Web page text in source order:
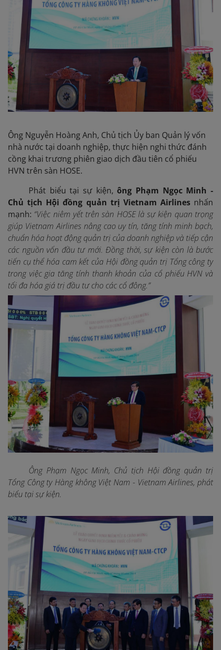
Ông Nguyễn Hoàng Anh, Chủ tịch Ủy ban Quản lý vốn
nhà nước tại doanh nghiệp, thực hiện nghi thức đánh
cồng khai trương phiên giao dịch đầu tiên cổ phiếu
HVN trên sàn HOSE.
Phát biểu tại sự kiện,ông Phạm Ngọc Minh -
Chủ tịch Hội đồng quản trị Vietnam Airlinesnhấn
mạnh: “Việc niêm yết trên sàn HOSE là sự kiện quan trọng
giúp Vietnam Airlines nâng cao uy tín, tăng tính minh bạch,
chuẩn hóa hoạt động quản trị của doanh nghiệp và tiếp cận
các nguồn vốn đầu tư mới. Đồng thời, sự kiện còn là bước
tiến cụ thể hóa cam kết của Hội đồng quản trị Tổng công ty
trong việc gia tăng tính thanh khoản của cổ phiếu HVN và
tối đa hóa giá trị đầu tư cho các cổ đông.”
Ông Phạm Ngọc Minh, Chủ tịch Hội đồng quản trị
Tổng Công ty Hàng không Việt Nam - Vietnam Airlines, phát
biểu tại sự kiện.